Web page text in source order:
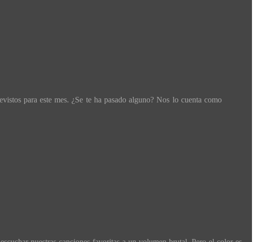
para este mes. ¿Se te ha pasado alguno? Nos lo cuenta como